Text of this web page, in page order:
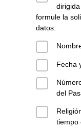
formule la
datos:
Fecha
del
tiempo